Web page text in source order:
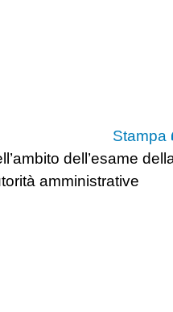
dell’esame
amministrative